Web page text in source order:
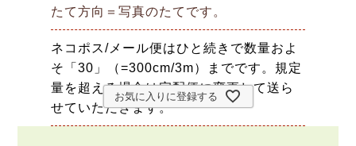
たて方向＝写真のたてです。
ネコポス/メール便はひと続きで数量およ
そ「30」（=300cm/3m）までです。規定
量を超える場合は宅配便に変更して送ら
せていただきます。
お気に入りに登録する